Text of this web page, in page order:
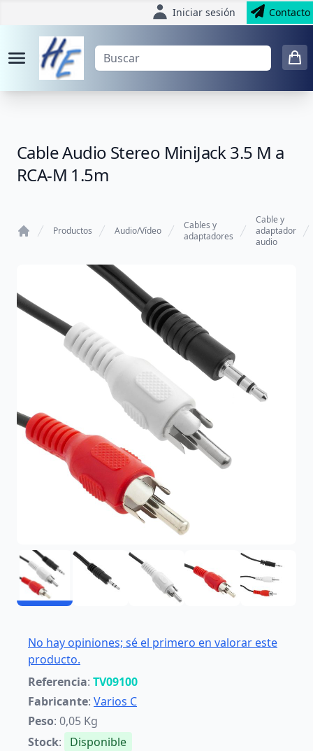
Iniciar sesión Contacto
Cable Audio Stereo MiniJack 3.5 M a
RCA-M 1.5m
Productos Audio/Vídeo
Cables y
adaptadores
Cable y
adaptador
audio
No hay opiniones; sé el primero en valorar este
producto.
Referencia: TV09100
Fabricante: Varios C
Peso: 0,05 Kg
Stock: Disponible